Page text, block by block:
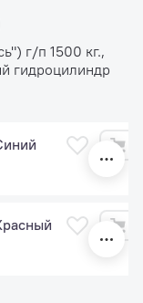
г/п 1500 кг.,
гидроцилиндр